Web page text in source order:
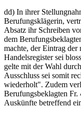
dd) In ihrer
Berufungsklägerin,
Absatz ihr Schreiben
dem
machte, der Eintrag der
Handelsregister sei
gelte mit der Wahl
Ausschluss sei somit
wiederholt". Zudem
Berufungsbeklagten Fr.
Auskünfte betreffend